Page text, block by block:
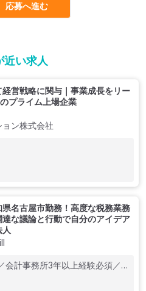
応募へ進む
近い求人
営戦略に関与｜事業成長をリー
プライム上場企業
ン株式会社
県名古屋市勤務！高度な税務業務
な議論と行動で自分のアイデア
会計事務所3年以上経験必須／